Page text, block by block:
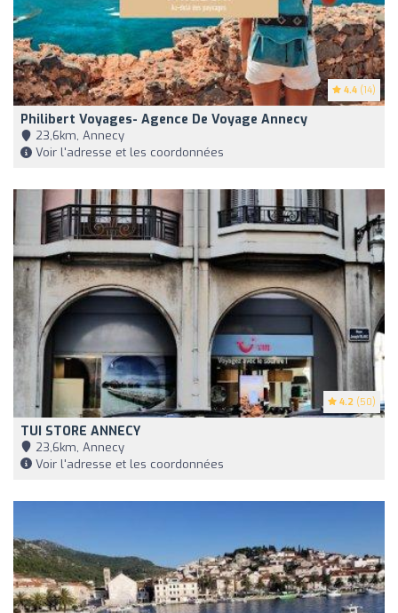
4.4 (14)
Philibert Voyages- Agence De Voyage Annecy
23,6km, Annecy
Voir l'adresse et les coordonnées
4.2 (50)
TUI STORE ANNECY
23,6km, Annecy
Voir l'adresse et les coordonnées